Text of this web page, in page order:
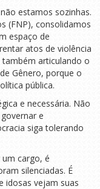
estamos sozinhas.
(FNP), consolidamos
espaço de
atos de violência
articulando o
Gênero, porque o
pública.
e necessária. Não
e
siga tolerando
cargo, é
silenciadas. É
idosas vejam suas